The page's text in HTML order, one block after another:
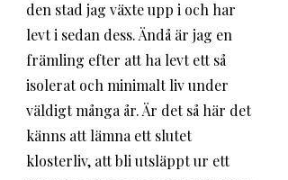
den stad jag växte upp i och har
levt i sedan dess. Ändå är jag en
främling efter att ha levt ett så
isolerat och minimalt liv under
väldigt många år. Är det så här det
känns att lämna ett slutet
klosterliv, att bli utsläppt ur ett